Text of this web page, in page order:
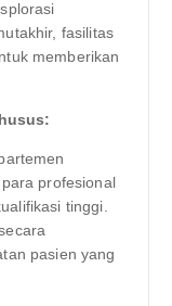
fasilitas
memberikan
profesional
tinggi.
pasien yang